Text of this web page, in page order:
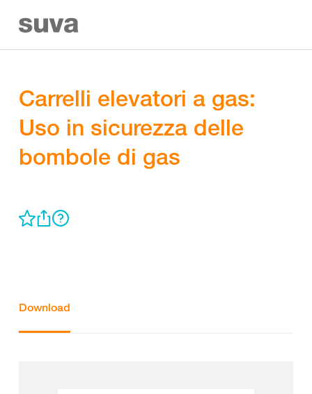
Carrelli elevatori a gas:
Uso in sicurezza delle
bombole di gas
Download